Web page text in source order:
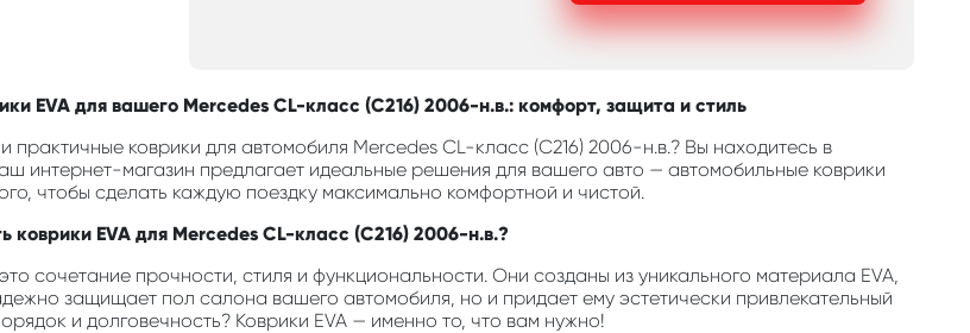
EVA для вашего Mercedes CL-класс (C216) 2006-н.в.: комфорт, защита и стиль
практичные коврики для автомобиля Mercedes CL-класс (C216) 2006-н.в.? Вы находитесь в
интернет-магазин предлагает идеальные решения для вашего авто — автомобильные коврики
чтобы сделать каждую поездку максимально комфортной и чистой.
коврики EVA для Mercedes CL-класс (C216) 2006-н.в.?
сочетание прочности, стиля и функциональности. Они созданы из уникального материала EVA,
защищает пол салона вашего автомобиля, но и придает ему эстетически привлекательный
и долговечность? Коврики EVA — именно то, что вам нужно!